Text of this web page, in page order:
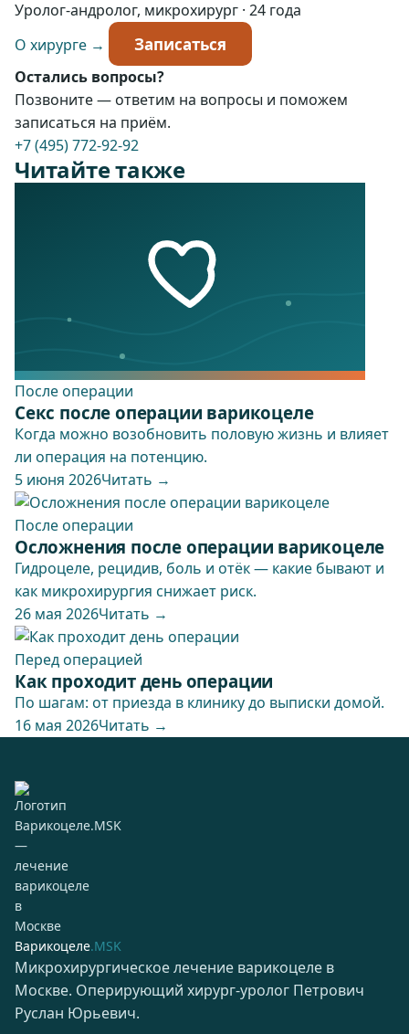
Уролог-андролог, микрохирург · 24 года
О хирурге →
Записаться
Остались вопросы?
Позвоните — ответим на вопросы и поможем
записаться на приём.
+7 (495) 772-92-92
Читайте также
После операции
Секс после операции варикоцеле
Когда можно возобновить половую жизнь и влияет
ли операция на потенцию.
5 июня 2026Читать →
После операции
Осложнения после операции варикоцеле
Гидроцеле, рецидив, боль и отёк — какие бывают и
как микрохирургия снижает риск.
26 мая 2026Читать →
Перед операцией
Как проходит день операции
По шагам: от приезда в клинику до выписки домой.
16 мая 2026Читать →
Варикоцеле.MSK
Микрохирургическое лечение варикоцеле в
Москве. Оперирующий хирург-уролог Петрович
Руслан Юрьевич.